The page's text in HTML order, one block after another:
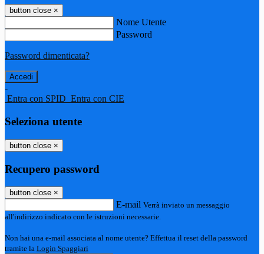
button close ×
Nome Utente
Password
Password dimenticata?
-
Entra con SPID Entra con CIE
Seleziona utente
button close ×
Recupero password
button close ×
E-mail Verrà inviato un messaggio
all'indirizzo indicato con le istruzioni necessarie.
Non hai una e-mail associata al nome utente? Effettua il reset della password
tramite la Login Spaggiari